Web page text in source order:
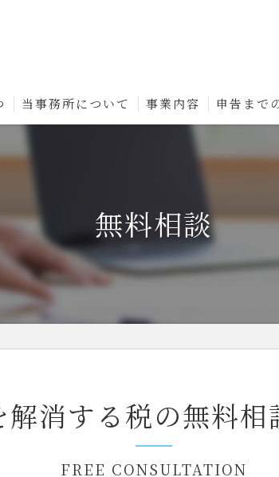
当事務所について 事業内容 申告まで
無料相談
解消する税の無料相
FREE CONSULTATION